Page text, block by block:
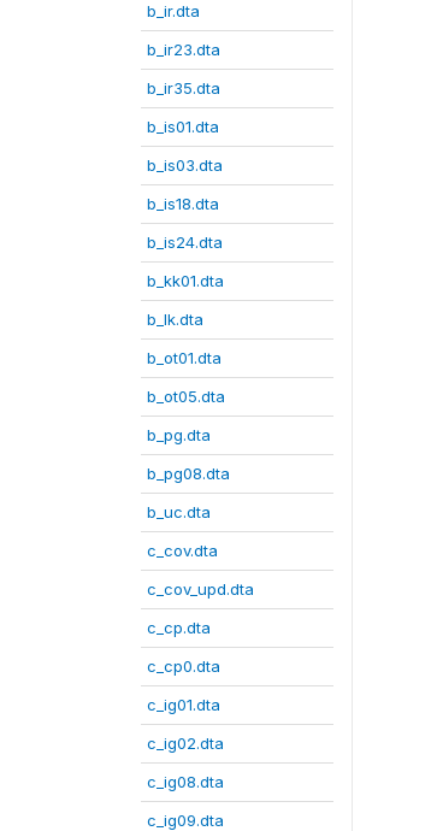
b_ir.dta
b_ir23.dta
b_ir35.dta
b_is01.dta
b_is03.dta
b_is18.dta
b_is24.dta
b_kk01.dta
b_lk.dta
b_ot01.dta
b_ot05.dta
b_pg.dta
b_pg08.dta
b_uc.dta
c_cov.dta
c_cov_upd.dta
c_cp.dta
c_cp0.dta
c_ig01.dta
c_ig02.dta
c_ig08.dta
c_ig09.dta